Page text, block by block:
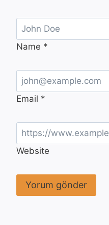
Name *
Email *
Website